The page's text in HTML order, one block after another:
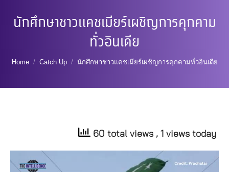
นักศึกษาชาวแคชเมียร์เผชิญการคุกคาม
ทั่วอินเดีย
You are here:
Home Catch Up นักศึกษาชาวแคชเมียร์เผชิญการคุกคามทั่วอินเดีย
60 total views , 1 views today